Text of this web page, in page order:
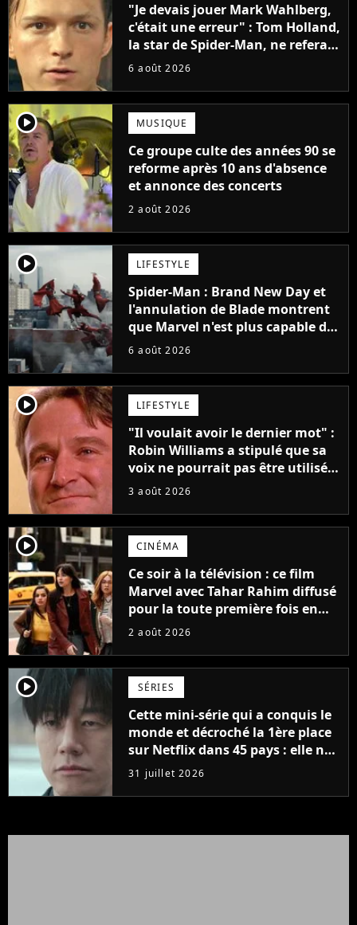
"Je devais jouer Mark Wahlberg,
c'était une erreur" : Tom Holland,
la star de Spider-Man, ne referait
pas ce blockbuster
6 août 2026
player2 MUSIQUE
Ce groupe culte des années 90 se
reforme après 10 ans d'absence
et annonce des concerts
2 août 2026
player2 LIFESTYLE
Spider-Man : Brand New Day et
l'annulation de Blade montrent
que Marvel n'est plus capable de
faire quoi que ce soit de simple
6 août 2026
player2 LIFESTYLE
"Il voulait avoir le dernier mot" :
Robin Williams a stipulé que sa
voix ne pourrait pas être utilisée
avant 2039, pourtant Disney
inédits
3 août 2026
player2 CINÉMA
Ce soir à la télévision : ce film
Marvel avec Tahar Rahim diffusé
pour la toute première fois en
France
2 août 2026
player2 SÉRIES
Cette mini-série qui a conquis le
monde et décroché la 1ère place
sur Netflix dans 45 pays : elle ne
compte que 10 épisodes et c'est
un phénomène mondial
31 juillet 2026